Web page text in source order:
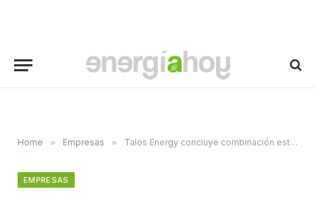
Home » Empresas » Talos Energy concluye combinación estratégica con Stone Energy Corporation
EMPRESAS